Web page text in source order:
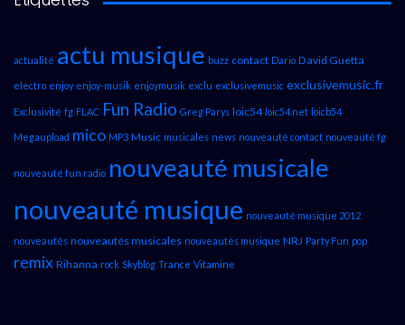
actualité actu musique buzz contact Dario David Guetta
electro enjoy enjoy-musik enjoymusik exclu exclusivemusic exclusivemusic.fr
Exclusivité fg FLAC Fun Radio Greg Parys loic54 loic54.net loicb54
Megaupload mico MP3 Music musicales news nouveauté contact nouveauté fg
nouveauté fun radio nouveauté musicale
nouveauté musique nouveauté musique 2012
nouveautés nouveautés musicales nouveautés musique NRJ Party Fun pop
remix Rihanna rock Skyblog Trance Vitamine